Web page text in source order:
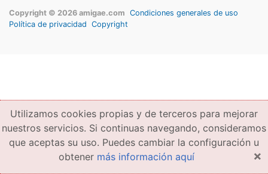
Copyright © 2026 amigae.com Condiciones generales de uso
Política de privacidad Copyright
Utilizamos cookies propias y de terceros para mejorar
nuestros servicios. Si continuas navegando, consideramos
que aceptas su uso. Puedes cambiar la configuración u
obtener más información aquí ×